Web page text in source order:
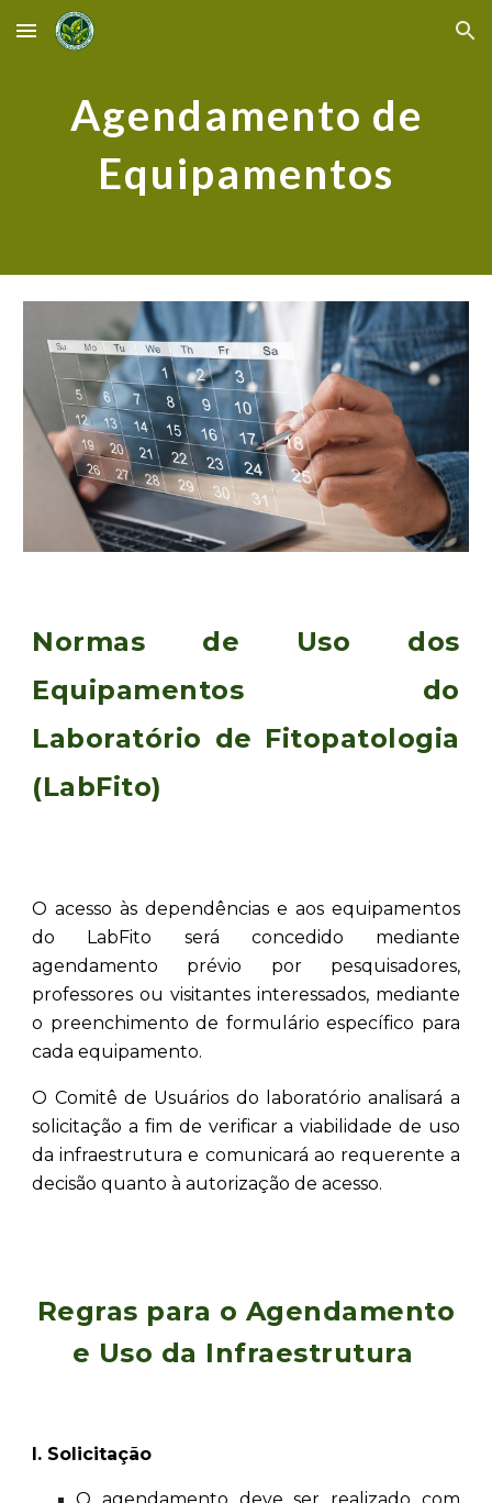
Skip to main content Skip to navigation
Agendamento de
Equipamentos
Normas de Uso dos
Equipamentos do
Laboratório de Fitopatologia
(LabFito)
O acesso às dependências e aos equipamentos
do LabFito será concedido mediante
agendamento prévio por pesquisadores,
professores ou visitantes interessados, mediante
o preenchimento de formulário específico para
cada equipamento.
O Comitê de Usuários do laboratório analisará a
solicitação a fim de verificar a viabilidade de uso
da infraestrutura e comunicará ao requerente a
decisão quanto à autorização de acesso.
Regras para o Agendamento
e Uso da Infraestrutura
I. Solicitação